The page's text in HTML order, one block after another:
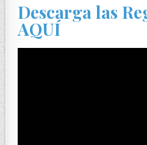
Descarga las
AQUÍ